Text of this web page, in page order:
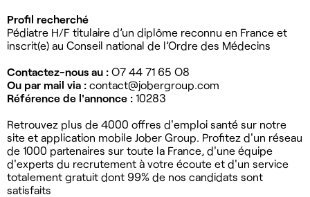
Profil recherché
Pédiatre H/F titulaire d’un diplôme reconnu en France et
inscrit(e) au Conseil national de l’Ordre des Médecins
Contactez-nous au : O7 44 71 65 O8
Ou par mail via : contact@jobergroup.com
Référence de l'annonce : 10283
Retrouvez plus de 4000 offres d'emploi santé sur notre
site et application mobile Jober Group. Profitez d'un réseau
de 1000 partenaires sur toute la France, d'une équipe
d'experts du recrutement à votre écoute et d'un service
totalement gratuit dont 99% de nos candidats sont
satisfaits